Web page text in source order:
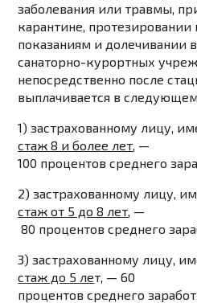
заболевания или травмы,
карантине,
показаниям и долечивании в
санаторно-курортных
непосредственно после
выплачивается в
1) застрахованному лицу,
стаж 8 и более лет, —
100 процентов среднего
2) застрахованному лицу,
стаж от 5 до 8 лет, —
80 процентов среднего
3) застрахованному лицу,
стаж до 5 лет, —60
процентов среднего